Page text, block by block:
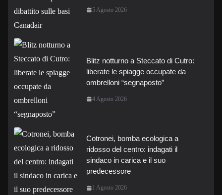
5 Agosto 2026
Blitz notturno a Steccato di Cutro:
liberate le spiagge occupate da
ombrelloni “segnaposto”
4 Agosto 2026
Cotronei, bomba ecologica a
ridosso del centro: indagati il
sindaco in carica e il suo
predecessore
1 Agosto 2026